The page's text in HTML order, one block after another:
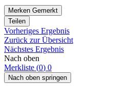
Merken Gemerkt
Teilen
Vorheriges Ergebnis
Zurück zur Übersicht
Nächstes Ergebnis
Nach oben
Merkliste (0) 0
Nach oben springen